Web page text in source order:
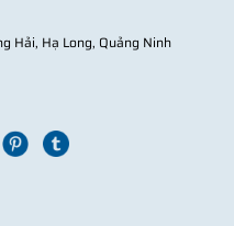
Hải, Hạ Long, Quảng Ninh